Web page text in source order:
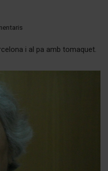
i al pa amb tomaquet.